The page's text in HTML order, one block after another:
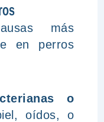
más
en perros
o
oídos, o